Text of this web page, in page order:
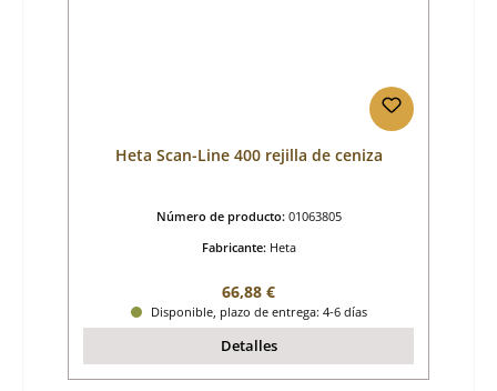
Heta Scan-Line 400 rejilla de ceniza
Número de producto: 01063805
Fabricante: Heta
Precio normal:
66,88 €
Disponible, plazo de entrega: 4-6 días
Detalles